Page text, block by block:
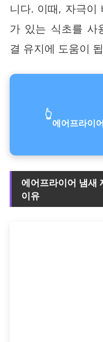
니다. 이때, 자극이
가 있는 식초를 사
결 유지에 도움이
👆
에어프라이
에어프라이어 냄새
이유